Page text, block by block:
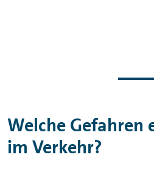
Welche Gefahren
im Verkehr?